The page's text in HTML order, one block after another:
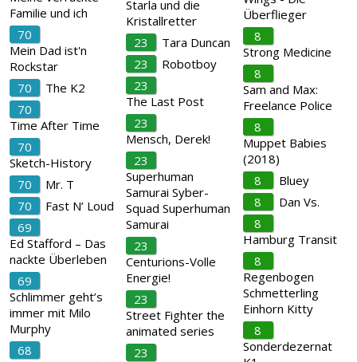
Familie und ich
70
Mein Dad ist'n
Rockstar
70
The K2
70
Time After Time
70
Sketch-History
70
Mr. T
70
Fast N’ Loud
69
Ed Stafford – Das
nackte Überleben
69
Schlimmer geht’s
immer mit Milo
Murphy
68
Starla und die
Kristallretter
23
Tara Duncan
23
Robotboy
23
The Last Post
23
Mensch, Derek!
23
Superhuman
Samurai Syber-
Squad Superhuman
Samurai
23
Centurions-Volle
Energie!
23
Street Fighter the
animated series
23
Überflieger
8
Strong Medicine
8
Sam and Max:
Freelance Police
8
Muppet Babies
(2018)
8
Bluey
8
Dan Vs.
8
Hamburg Transit
8
Regenbogen
Schmetterling
Einhorn Kitty
8
Sonderdezernat